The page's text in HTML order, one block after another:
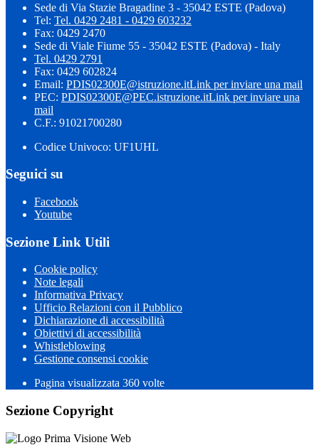
Sede di Via Stazie Bragadine 3 - 35042 ESTE (Padova)
Tel: Tel. 0429 2481 - 0429 603232
Fax: 0429 2470
Sede di Viale Fiume 55 - 35042 ESTE (Padova) - Italy
Tel. 0429 2791
Fax: 0429 602824
Email: PDIS02300E@istruzione.itLink per inviare una mail
PEC: PDIS02300E@PEC.istruzione.itLink per inviare una
mail
C.F.: 91021700280
Codice Univoco: UF1UHL
Seguici su
Facebook
Youtube
Sezione Link Utili
Cookie policy
Note legali
Informativa Privacy
Ufficio Relazioni con il Pubblico
Dichiarazione di accessibilità
Obiettivi di accessibilità
Whistleblowing
Gestione consensi cookie
Pagina visualizzata 360 volte
Sezione Copyright